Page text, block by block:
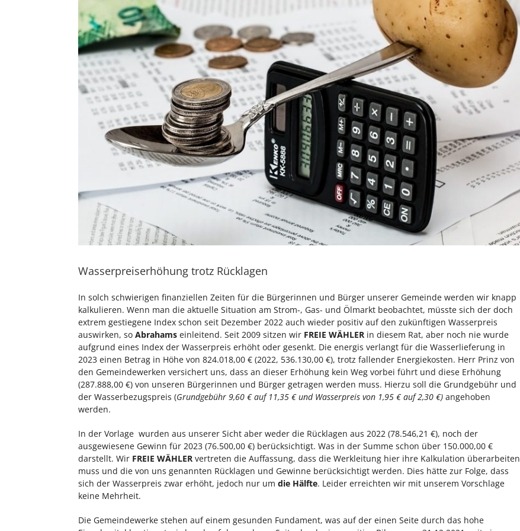
Wasserpreiserhöhung trotz Rücklagen
In solch schwierigen finanziellen Zeiten für die Bürgerinnen und Bürger unserer Gemeinde werden wir knapp
kalkulieren. Wenn man die aktuelle Situation am Strom-, Gas- und Ölmarkt beobachtet, müsste sich der doch
extrem gestiegene Index schon seit Dezember 2022 auch wieder positiv auf den zukünftigen Wasserpreis
auswirken, so Abrahams einleitend. Seit 2009 sitzen wir FREIE WÄHLER in diesem Rat, aber noch nie wurde
aufgrund eines Index der Wasserpreis erhöht oder gesenkt. Die energis verlangt für die Wasserlieferung in
2023 einen Betrag in Höhe von 824.018,00 € (2022, 536.130,00 €), trotz fallender Energiekosten. Herr Prinz von
den Gemeindewerken versichert uns, dass an dieser Erhöhung kein Weg vorbei führt und diese Erhöhung
(287.888,00 €) von unseren Bürgerinnen und Bürger getragen werden muss. Hierzu soll die Grundgebühr und
der Wasserbezugspreis (Grundgebühr 9,60 € auf 11,35 € und Wasserpreis von 1,95 € auf 2,30 €) angehoben
werden.
In der Vorlage wurden aus unserer Sicht aber weder die Rücklagen aus 2022 (78.546,21 €), noch der
ausgewiesene Gewinn für 2023 (76.500,00 €) berücksichtigt. Was in der Summe schon über 150.000,00 €
darstellt. Wir FREIE WÄHLER vertreten die Auffassung, dass die Werkleitung hier ihre Kalkulation überarbeiten
muss und die von uns genannten Rücklagen und Gewinne berücksichtigt werden. Dies hätte zur Folge, dass
sich der Wasserpreis zwar erhöht, jedoch nur um die Hälfte. Leider erreichten wir mit unserem Vorschlage
keine Mehrheit.
Die Gemeindewerke stehen auf einem gesunden Fundament, was auf der einen Seite durch das hohe